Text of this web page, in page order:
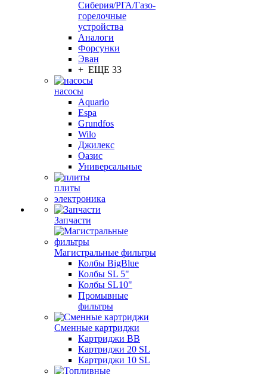
Сиберия/РГА/Газо-
горелочные
устройства
Aналоги
Форсунки
Эван
+ ЕЩЕ 33
насосы
Aquario
Espa
Grundfos
Wilo
Джилекс
Оазис
Универсальные
плиты
электроника
Запчасти
Магистральные фильтры
Колбы BigBlue
Колбы SL 5"
Колбы SL10"
Промывные
фильтры
Сменные картриджи
Картриджи BB
Картриджи 20 SL
Картриджи 10 SL